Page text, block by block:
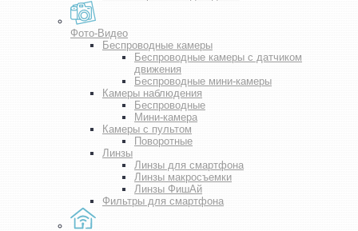
Фото-Видео
Беспроводные камеры
Беспроводные камеры с датчиком
движения
Беспроводные мини-камеры
Камеры наблюдения
Беспроводные
Мини-камера
Камеры с пультом
Поворотные
Линзы
Линзы для смартфона
Линзы макросъемки
Линзы ФишАй
Фильтры для смартфона